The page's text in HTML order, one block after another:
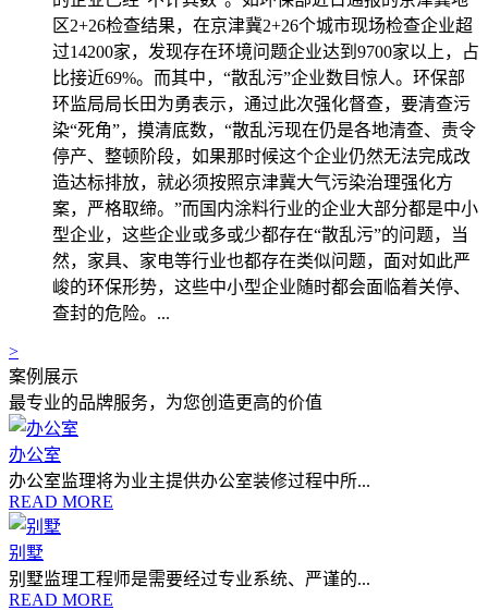
区2+26检查结果，在京津冀2+26个城市现场检查企业超
过14200家，发现存在环境问题企业达到9700家以上，占
比接近69%。而其中，“散乱污”企业数目惊人。环保部
环监局局长田为勇表示，通过此次强化督查，要清查污
染“死角”，摸清底数，“散乱污现在仍是各地清查、责令
停产、整顿阶段，如果那时候这个企业仍然无法完成改
造达标排放，就必须按照京津冀大气污染治理强化方
案，严格取缔。”而国内涂料行业的企业大部分都是中小
型企业，这些企业或多或少都存在“散乱污”的问题，当
然，家具、家电等行业也都存在类似问题，面对如此严
峻的环保形势，这些中小型企业随时都会面临着关停、
查封的危险。...
>
案例展示
最专业的品牌服务，为您创造更高的价值
办公室
办公室监理将为业主提供办公室装修过程中所...
READ MORE
别墅
别墅监理工程师是需要经过专业系统、严谨的...
READ MORE